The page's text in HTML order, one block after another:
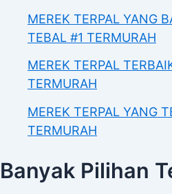
MEREK TERPAL YANG
TEBAL #1 TERMURAH
MEREK TERPAL
TERMURAH
MEREK TERPAL YANG
TERMURAH
Banyak Pilihan